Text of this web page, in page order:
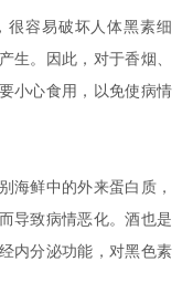
容易破坏人体黑素细
生。因此，对于香烟、
小心食用，以免使病情
鲜中的外来蛋白质，
导致病情恶化。酒也是
内分泌功能，对黑色素